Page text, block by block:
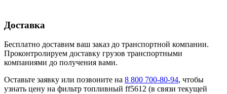
Доставка
Бесплатно доставим ваш заказ до транспортной компании.
Проконтролируем доставку грузов транспортными
компаниями до получения вами.
Оставьте заявку или позвоните на 8 800 700-80-94, чтобы
узнать цену на фильтр топливный ff5612 (в связи текущей